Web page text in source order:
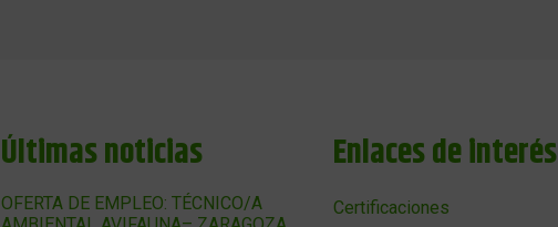
Últimas noticias
OFERTA DE EMPLEO: TÉCNICO/A
Enlaces de interés
Certificaciones